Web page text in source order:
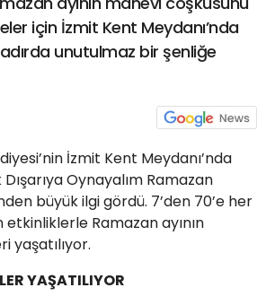
için İzmit Kent Meydanı’nda
unutulmaz bir şenliğe
İzmit Kent Meydanı’nda
Dışarıya Oynayalım Ramazan
büyük ilgi gördü. 7’den 70’e her
Ramazan ayının
yaşatılıyor.
YAŞATILIYOR
21 Gölcük
02624132333